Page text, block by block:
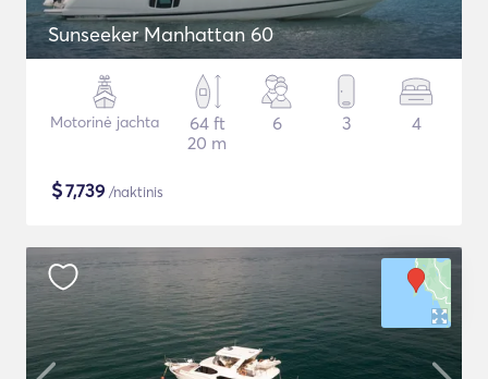
Sunseeker Manhattan 60
Motorinė jachta
64 ft
20 m
6 3 4
$7,739 /naktinis